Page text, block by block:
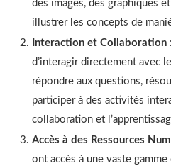
des images, des graphiques
illustrer les concepts de
Interaction et Collaboration
d’interagir directement avec
répondre aux questions,
participer à des activités
collaboration et
Accès à des Ressources
ont accès à une vaste